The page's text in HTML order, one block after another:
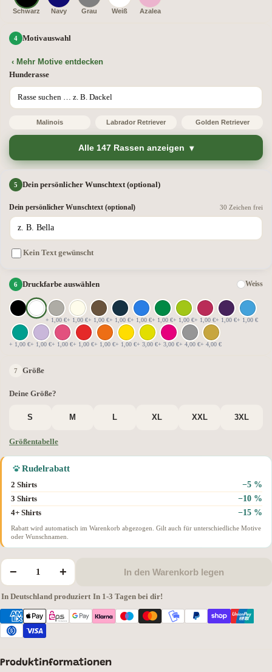
Schwarz Navy Grau Weiß Azalea
Motivauswahl
‹ Mehr Motive entdecken
Hunderasse
Malinois Labrador Retriever Golden Retriever
Alle 147 Rassen anzeigen
Dein persönlicher Wunschtext (optional)
Dein persönlicher Wunschtext (optional) 30 Zeichen frei
Kein Text gewünscht
Druckfarbe auswählen Weiss
+ 1,00 €+ 1,00 €+ 1,00 €+ 1,00 €+ 1,00 €+ 1,00 €+ 1,00 €+ 1,00 €+ 1,00 €+ 1,00 €
+ 1,00 €+ 1,00 €+ 1,00 €+ 1,00 €+ 1,00 €+ 1,00 €+ 3,00 €+ 3,00 €+ 4,00 €+ 4,00 €
Größe
Deine Größe?
S M L XL XXL 3XL
Größentabelle
Rudelrabatt
2 Shirts −5 %
3 Shirts −10 %
4+ Shirts −15 %
Rabatt wird automatisch im Warenkorb abgezogen. Gilt auch für unterschiedliche Motive
oder Wunschnamen.
− + In den Warenkorb legen
In Deutschland produziert In 1-3 Tagen bei dir!
Produktinformationen